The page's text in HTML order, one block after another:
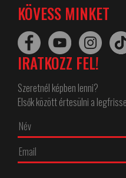
KÖVESS MINKET
IRATKOZZ FEL!
Szeretnél képben lenni?
Elsők között értesülni a